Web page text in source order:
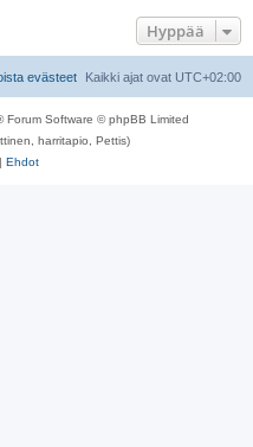
Hyppää
Kaikki ajat ovat UTC+02:00
evästeet
Forum Software © phpBB Limited
harritapio, Pettis)
| Ehdot